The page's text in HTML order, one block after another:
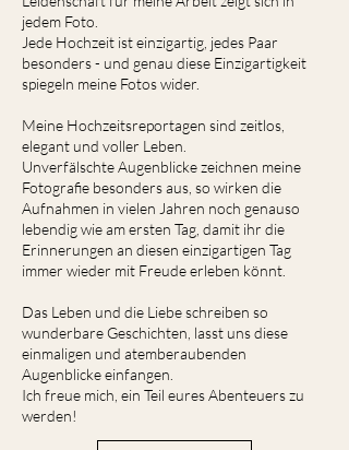
jedem Foto.
Jede Hochzeit ist einzigartig, jedes Paar
besonders - und genau diese Einzigartigkeit
spiegeln meine Fotos wider.
Meine Hochzeitsreportagen sind zeitlos,
elegant und voller Leben.
Unverfälschte Augenblicke zeichnen meine
Fotografie besonders aus, so wirken die
Aufnahmen in vielen Jahren noch genauso
lebendig wie am ersten Tag, damit ihr die
Erinnerungen an diesen einzigartigen Tag
immer wieder mit Freude erleben könnt.
Das Leben und die Liebe schreiben so
wunderbare Geschichten, lasst uns diese
einmaligen und atemberaubenden
Augenblicke einfangen.
Ich freue mich, ein Teil eures Abenteuers zu
werden!